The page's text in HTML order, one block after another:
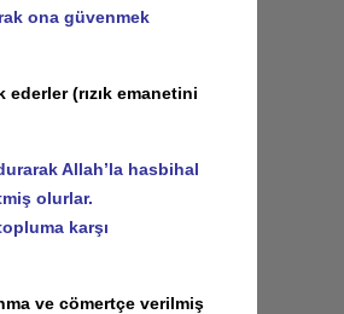
ona güvenmek
(rızık emanetini
Allah’la hasbihal
olurlar.
karşı
ve cömertçe verilmiş